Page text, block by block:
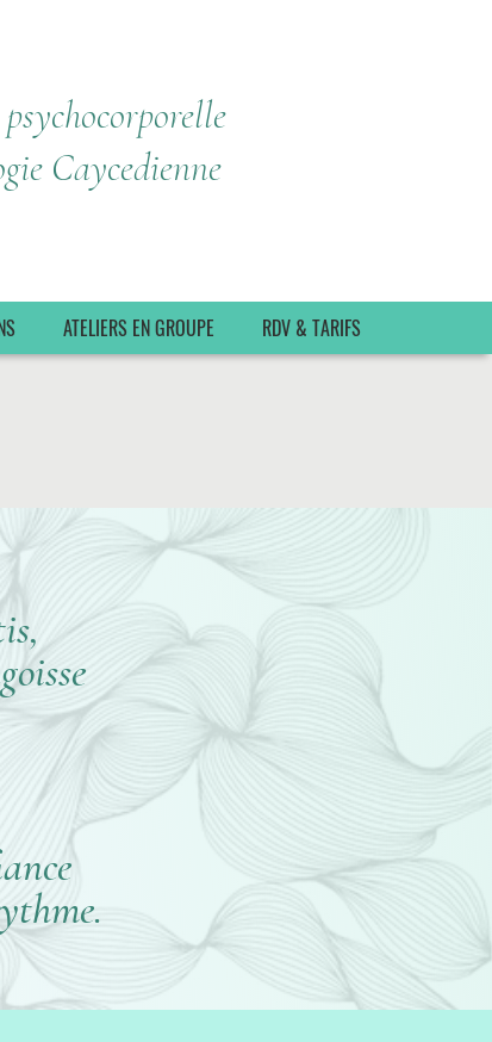
Caycedienne
ATELIERS EN GROUPE RDV & TARIFS